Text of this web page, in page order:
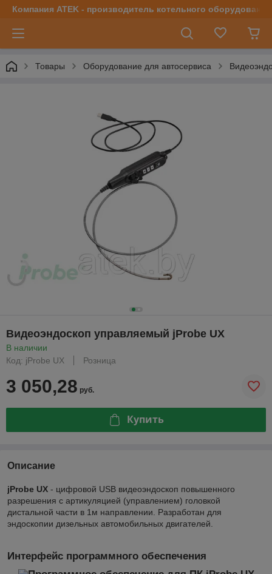
Компания ATEK - производитель котельного оборудования
Товары Оборудование для автосервиса
Видеоэндоскоп управляемый jProbe UX
В наличии
Код: jProbe UX
Розница
3 050,28 руб.
Купить
Описание
jProbe UX - цифровой USB видеоэндоскоп повышенного
разрешения с артикуляцией (управлением) головкой
дистальной части в 1м направлении. Разработан для
эндоскопии дизельных автомобильных двигателей.
Интерфейс программного обеспечения